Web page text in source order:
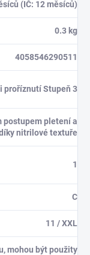
(IČ: 12 měsíců)
0.3 kg
4058546290511
proříznutí Stupeň 3
postupem pletení a
nitrilové textuře
1
C
11 / XXL
mohou být použity